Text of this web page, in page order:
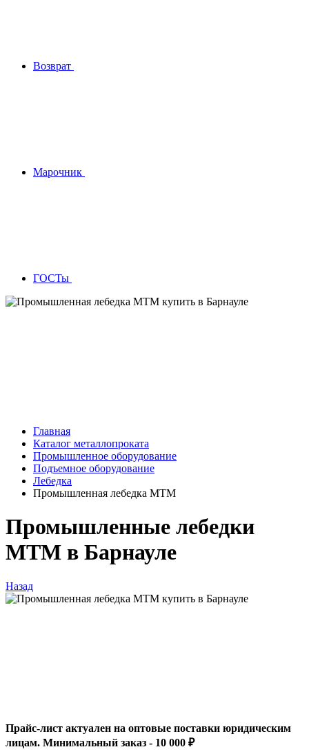
Возврат
Марочник
ГОСТы
Главная
Каталог металлопроката
Промышленное оборудование
Подъемное оборудование
Лебедка
Промышленная лебедка МТМ
Промышленные лебедки
МТМ в Барнауле
Назад
Прайс-лист актуален на оптовые поставки юридическим
лицам. Минимальный заказ - 10 000 ₽